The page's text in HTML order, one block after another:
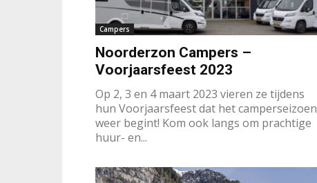
Campers
Noorderzon Campers –
Voorjaarsfeest 2023
Op 2, 3 en 4 maart 2023 vieren ze tijdens
hun Voorjaarsfeest dat het camperseizoen
weer begint! Kom ook langs om prachtige
huur- en...